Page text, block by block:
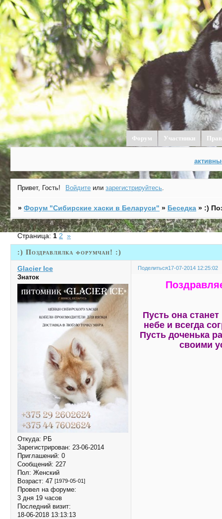
Форум Участники
Привет, Гость! Войдите илизарегистрируйтесь.
»Форум "Cибирские хаски в Беларуси" » Беседка » :)
:) Поздравлялка форумчан! :)
Страница: 1 2 »
Поделиться17-07-2014 12:25:02
Glacier Ice
Знаток
Откуда: РБ
Зарегистрирован: 23-06-2014
Приглашений: 0
Сообщений: 227
Пол: Женский
Возраст: 47 [1979-05-01]
Провел на форуме:
3 дня 19 часов
Последний визит:
18-06-2018 13:13:13
Пусть она
небе и всегда
Пусть доченька
своими